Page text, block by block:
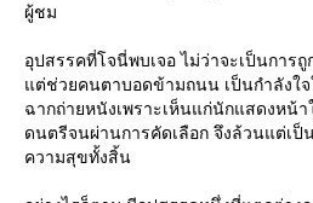
ผู้ชม
อุปสรรคที่โจนี่พบเจอ ไม่ว่าจะเป็นการ
ต่ช่วยคนตาบอดข้ามถนน เป็นกำลังใจ
ฉากถ่ายหนังเพราะเห็นแก่นักแสดงหน้
ดนตรีจนผ่านการคัดเลือก จึงล้วนแต่เป็
ความสุขทั้งสิ้น